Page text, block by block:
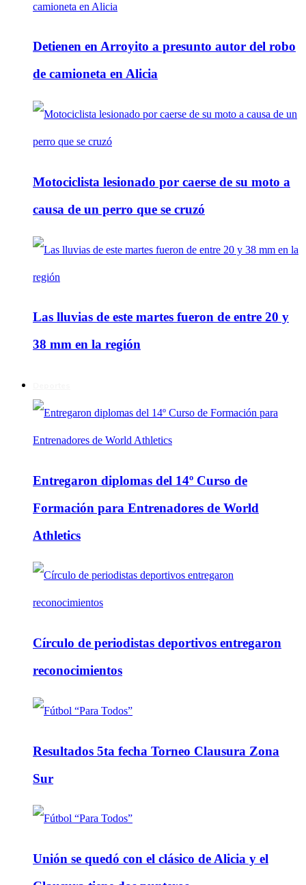
Detienen en Arroyito a presunto autor del robo
de camioneta en Alicia
Motociclista lesionado por caerse de su moto a
causa de un perro que se cruzó
Las lluvias de este martes fueron de entre 20 y
38 mm en la región
Entregaron diplomas del 14º Curso de
Formación para Entrenadores de World
Athletics
Círculo de periodistas deportivos entregaron
reconocimientos
Resultados 5ta fecha Torneo Clausura Zona
Sur
Unión se quedó con el clásico de Alicia y el